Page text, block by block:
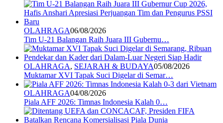
OLAHRAGA06/08/2026
Tim U-21 Balangan Raih Juara III Gubernu…
OLAHRAGA, SEJARAH & BUDAYA05/08/2026
Muktamar XVI Tapak Suci Digelar di Semar…
OLAHRAGA04/08/2026
Piala AFF 2026: Timnas Indonesia Kalah 0…